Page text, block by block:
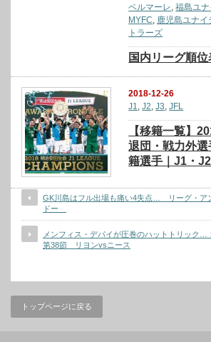
ベルマーレ ,福島ユナ
MYFC
鹿児島ユナイ
トラーズ
国内リーグ順位
2018-12-26
J1
,J2 ,J3 ,JFL
【移籍一覧】
退団・戦力外
籍選手｜J1・
GK川島はフル出場も痛い4失点… リーグ・
ドー
メンフィス・デパイが圧巻のハットトリッ
第38節 リヨンvsニース
トップページに戻る